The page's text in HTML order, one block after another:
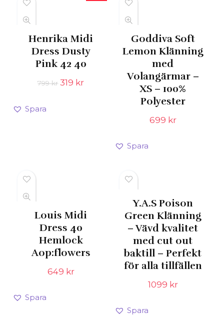
Henrika Midi
Dress Dusty
Pink 42 40
799kr Det
319 krDet
Spara
Goddiva Soft
Lemon Klänning
med
Volangärmar –
XS – 100%
Polyester
699 kr
Spara
Louis Midi
Dress 40
Hemlock
Aop:flowers
649 kr
Spara
Y.A.S Poison
Green Klänning
– Vävd kvalitet
med cut out
baktill – Perfekt
för alla tillfällen
1099 kr
Spara